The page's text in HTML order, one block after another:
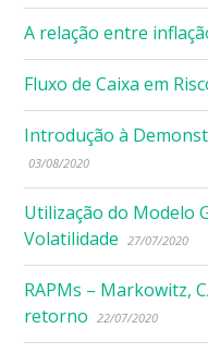
A relação entre
Fluxo de Caixa em
Introdução à
03/08/2020
Utilização do Modelo
Volatilidade
27/07/2020
RAPMs – Markowitz,
retorno
22/07/2020